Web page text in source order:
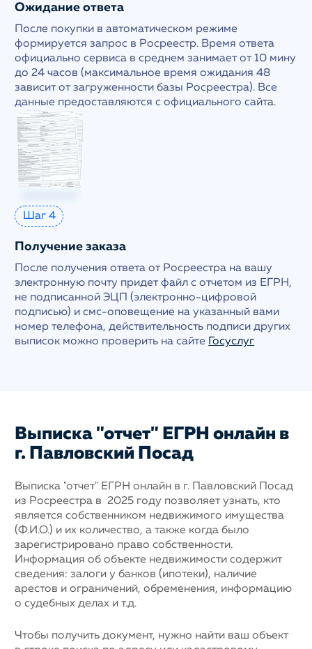
Ожидание ответа
После покупки в автоматическом режиме
формируется запрос в Росреестр. Время ответа
официально сервиса в среднем занимает от 10 мину
до 24 часов (максимальное время ожидания 48
зависит от загруженности базы Росреестра). Все
данные предоставляются с официального сайта.
Шаг 4
Получение заказа
После получения ответа от Росреестра на вашу
электронную почту придет файл с отчетом из ЕГРН,
не подписанной ЭЦП (электронно-цифровой
подписью) и смс-оповещение на указанный вами
номер телефона, действительность подписи других
выписок можно проверить на сайте
Госуслуг
Выписка "отчет" ЕГРН онлайн в
г. Павловский Посад
Выписка "отчет" ЕГРН онлайн в г. Павловский Посад
из Росреестра в 2025 году позволяет узнать, кто
является собственником недвижимого имущества
(Ф.И.О.) и их количество, а также когда было
зарегистрировано право собственности.
Информация об объекте недвижимости содержит
сведения: залоги у банков (ипотеки), наличие
арестов и ограничений, обременения, информацию
о судебных делах и т.д.
Чтобы получить документ, нужно найти ваш объект